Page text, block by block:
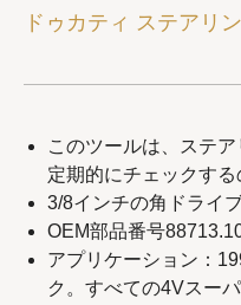
代理店
最新ニュー
お問い合わ
ドゥカティ ステアリ
このツールは、ステ
定期的にチェックする
3/8インチの角ドライ
OEM部品番号
アプリケーション：
ク。すべての4Vスー